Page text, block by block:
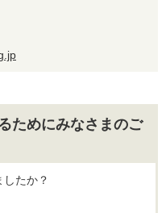
ためにみなさまのご
たか？